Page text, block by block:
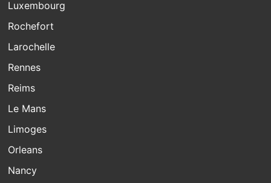
Luxembourg
Rochefort
Larochelle
Rennes
Reims
Le Mans
Limoges
Orleans
Nancy